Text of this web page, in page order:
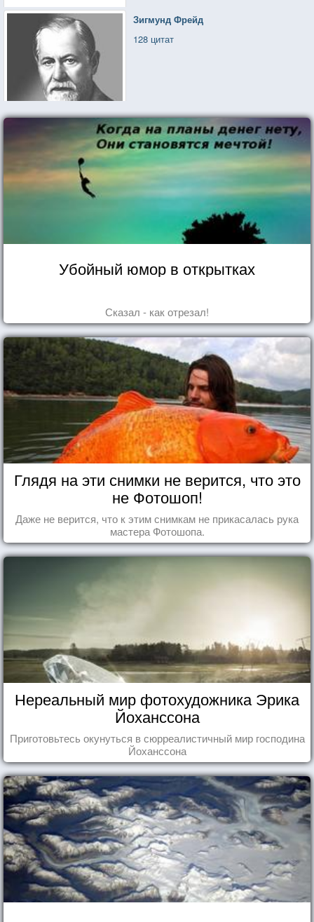
Зигмунд Фрейд
128 цитат
Убойный юмор в открытках
Сказал - как отрезал!
Глядя на эти снимки не верится, что это
не Фотошоп!
Даже не верится, что к этим снимкам не прикасалась рука
мастера Фотошопа.
Нереальный мир фотохудожника Эрика
Йоханссона
Приготовьтесь окунуться в сюрреалистичный мир господина
Йоханссона